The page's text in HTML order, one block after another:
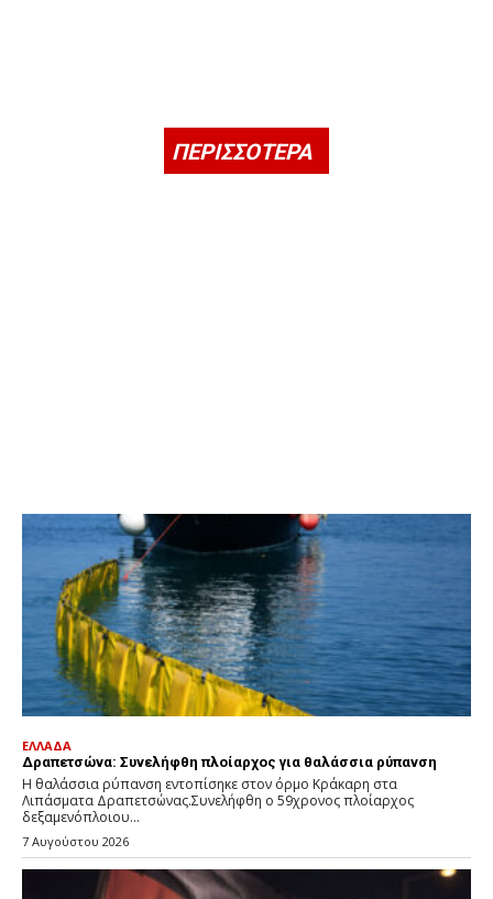
ΠΕΡΙΣΣΟΤΕΡΑ
ΕΛΛΑΔΑ
Δραπετσώνα: Συνελήφθη πλοίαρχος για θαλάσσια ρύπανση
Η θαλάσσια ρύπανση εντοπίσηκε στον όρμο Κράκαρη στα
Λιπάσματα Δραπετσώνας.Συνελήφθη ο 59χρονος πλοίαρχος
δεξαμενόπλοιου...
7 Αυγούστου 2026